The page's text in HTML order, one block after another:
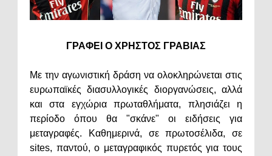
ΓΡΑΦΕΙ Ο ΧΡΗΣΤΟΣ ΓΡΑΒΙΑΣ
Με την αγωνιστική δράση να ολοκληρώνεται στις
ευρωπαϊκές διασυλλογικές διοργανώσεις, αλλά
και στα εγχώρια πρωταθλήματα, πλησιάζει η
περίοδο όπου θα "σκάνε" οι ειδήσεις για
μεταγραφές. Καθημερινά, σε πρωτοσέλιδα, σε
sites, παντού, ο μεταγραφικός πυρετός για τους